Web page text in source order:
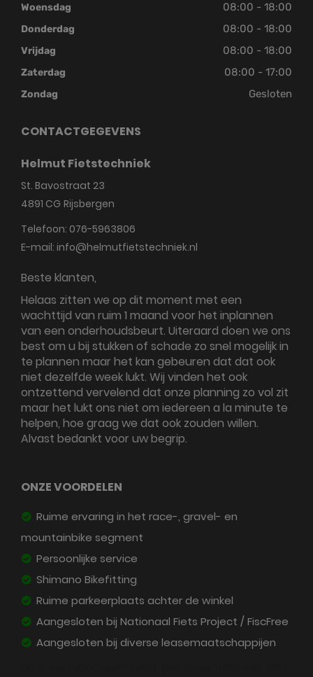
Woensdag 08:00 - 18:00
Donderdag 08:00 - 18:00
Vrijdag 08:00 - 18:00
Zaterdag 08:00 - 17:00
Zondag Gesloten
CONTACTGEGEVENS
Helmut Fietstechniek
St. Bavostraat 23
4891 CG Rijsbergen
Telefoon: 076-5963806
E-mail: info@helmutfietstechniek.nl
Beste klanten,
Helaas zitten we op dit moment met een
wachttijd van ruim 1 maand voor het inplannen
van een onderhoudsbeurt. Uiteraard doen we ons
best om u bij stukken of schade zo snel mogelijk in
te plannen maar het kan gebeuren dat dat ook
niet dezelfde week lukt. Wij vinden het ook
ontzettend vervelend dat onze planning zo vol zit
maar het lukt ons niet om iedereen a la minute te
helpen, hoe graag we dat ook zouden willen.
Alvast bedankt voor uw begrip.
ONZE VOORDELEN
Ruime ervaring in het race-, gravel- en
mountainbike segment
Persoonlijke service
Shimano Bikefitting
Ruime parkeerplaats achter de winkel
Aangesloten bij Nationaal Fiets Project / FiscFree
Aangesloten bij diverse leasemaatschappijen